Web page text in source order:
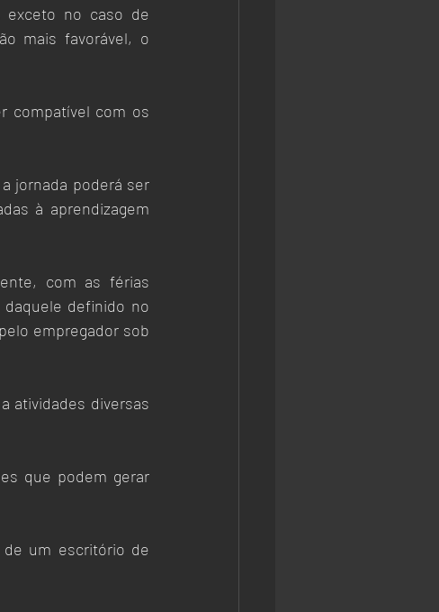
exceto no caso de
mais favorável, o
compatível com os
jornada poderá ser
à aprendizagem
com as férias
definido no
empregador sob
atividades diversas
que podem gerar
um escritório de